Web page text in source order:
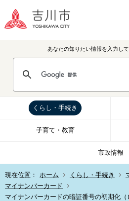
あなたの知りたい情報を入力して
くらし・手続き
子育て・教育
市政情報
現在位置： ホーム くらし・手続き
マイナンバーカード
マイナンバーカードの暗証番号の初期化